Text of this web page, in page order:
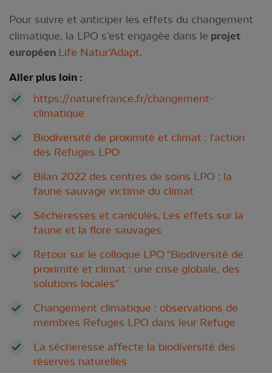
Pour suivre et anticiper les effets du changement
climatique, la LPO s’est engagée dans le projet
européen Life Natur’Adapt.
Aller plus loin :
https://naturefrance.fr/changement-
climatique
Biodiversité de proximité et climat : l'action
des Refuges LPO
Bilan 2022 des centres de soins LPO : la
faune sauvage victime du climat
Sécheresses et canicules, Les effets sur la
faune et la flore sauvages
Retour sur le colloque LPO "Biodiversité de
proximité et climat : une crise globale, des
solutions locales"
Changement climatique : observations de
membres Refuges LPO dans leur Refuge
La sécheresse affecte la biodiversité des
réserves naturelles